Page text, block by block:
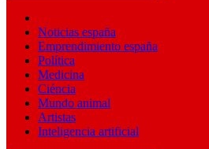
Noticias españa
Emprendimiento españa
Política
Medicina
Ciéncia
Mundo animal
Artistas
Inteligencia artificial